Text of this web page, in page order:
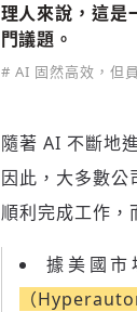
理人來說，這是
門議題。
# AI 固然高效，但
隨著 AI 不斷地
因此，大多數
順利完成工作，
據美國市
（